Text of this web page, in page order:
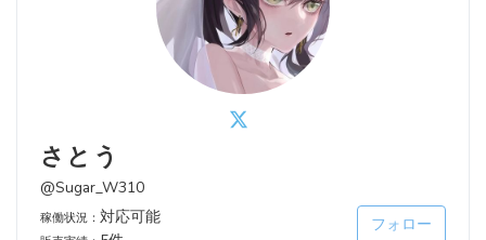
さとう
@Sugar_W310
稼働状況： 対応可能 フォロー